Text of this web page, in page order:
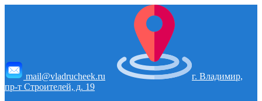
mail@vladrucheek.ru
г. Владимир,
пр-т Строителей, д. 19